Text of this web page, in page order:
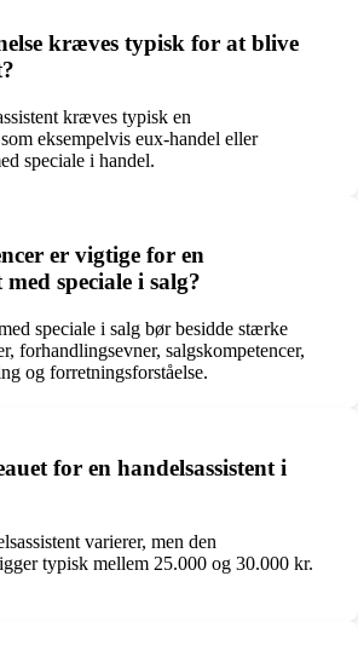
kræves typisk for at blive
kræves typisk en
eksempelvis eux-handel eller
speciale i handel.
er vigtige for en
med speciale i salg?
speciale i salg bør besidde stærke
forhandlingsevner, salgskompetencer,
og forretningsforståelse.
for en handelsassistent i
varierer, men den
typisk mellem 25.000 og 30.000 kr.